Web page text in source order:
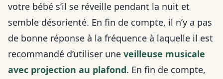
votre bébé s’il se réveille pendant la nuit et
semble désorienté. En fin de compte, il n’y a pas
de bonne réponse à la fréquence à laquelle il est
recommandé d’utiliser une veilleuse musicale
avec projection au plafond. En fin de compte,